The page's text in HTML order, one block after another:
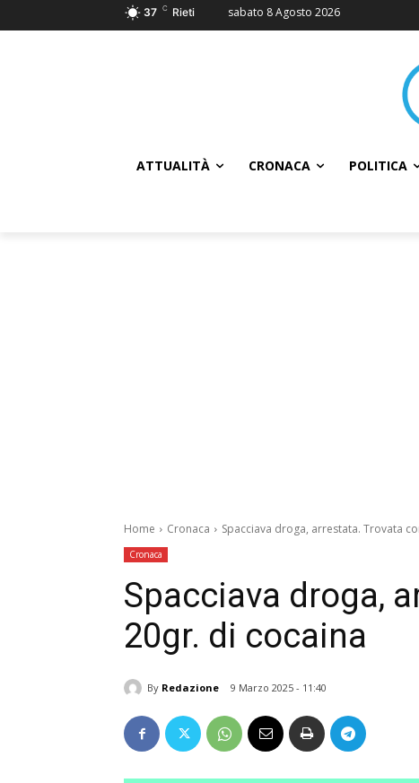
37 C Rieti sabato 8 Agosto 2026
ATTUALITÀ CRONACA POLITICA
Home Cronaca Spacciava droga, arrestata. Trovata
Cronaca
Spacciava droga,
20gr. di cocaina
By Redazione 9 Marzo 2025 - 11:40